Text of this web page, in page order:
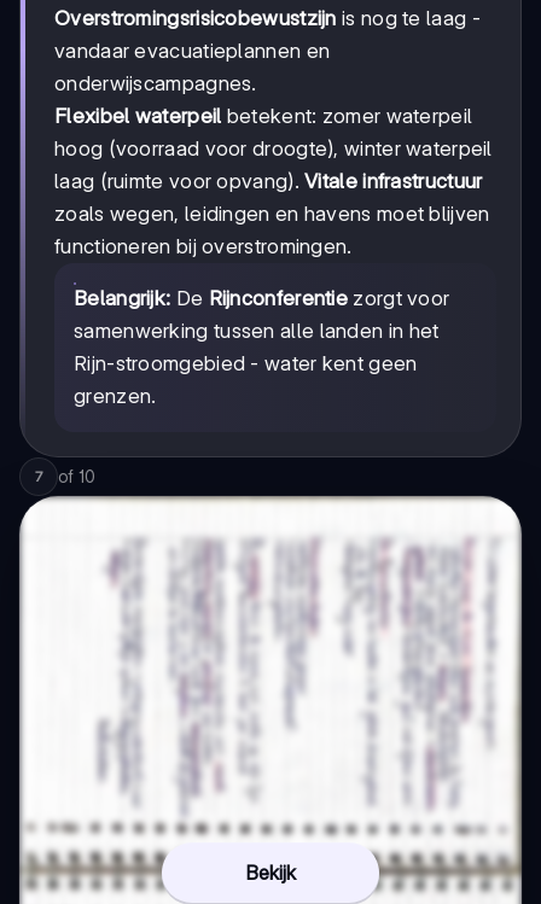
Overstromingsrisicobewustzijn is nog te laag -
vandaar evacuatieplannen en
onderwijscampagnes.
Flexibel waterpeil betekent: zomer waterpeil
hoog (voorraad voor droogte), winter waterpeil
laag (ruimte voor opvang).Vitale infrastructuur
zoals wegen, leidingen en havens moet blijven
functioneren bij overstromingen.
Belangrijk: De Rijnconferentie zorgt voor
samenwerking tussen alle landen in het
Rijn-stroomgebied - water kent geen
grenzen.
7 of 10
Bekijk